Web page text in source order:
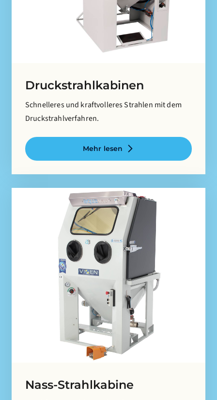
Druckstrahlkabinen
Schnelleres und kraftvolleres Strahlen mit dem
Druckstrahlverfahren.
Mehr lesen
Nass-Strahlkabine